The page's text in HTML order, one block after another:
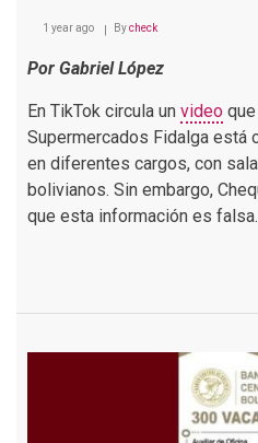
1 year ago Bycheck
Por Gabriel López
En TikTok circula un video
Supermercados Fidalga está
en diferentes cargos, con
bolivianos. Sin embargo,
que esta información es falsa.